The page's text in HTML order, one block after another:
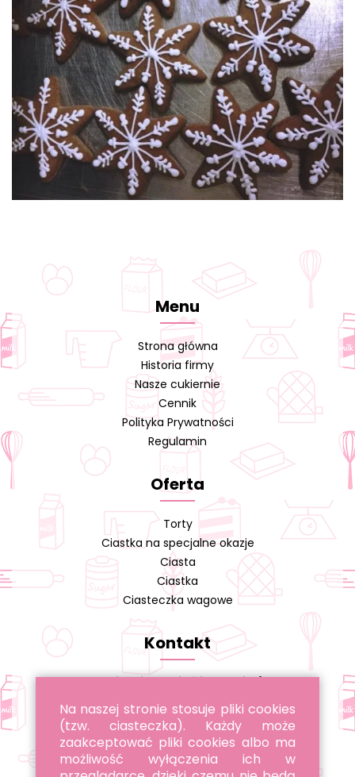
Menu
Strona główna
Historia firmy
Nasze cukiernie
Cennik
Polityka Prywatności
Regulamin
Oferta
Torty
Ciastka na specjalne okazje
Ciasta
Ciastka
Ciasteczka wagowe
Kontakt
Cukiernia A. Cieślikowski s.j.
tel. 22 643 96 22
tel. 885 051 051
Na naszej stronie stosuje pliki cookies
(tzw. ciasteczka). Każdy może
zaakceptować pliki cookies albo ma
możliwość wyłączenia ich w